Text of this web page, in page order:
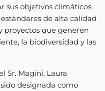
sus objetivos climáticos,
de alta calidad
proyectos que generen
la biodiversidad y las
Sr. Magini, Laura
designada como